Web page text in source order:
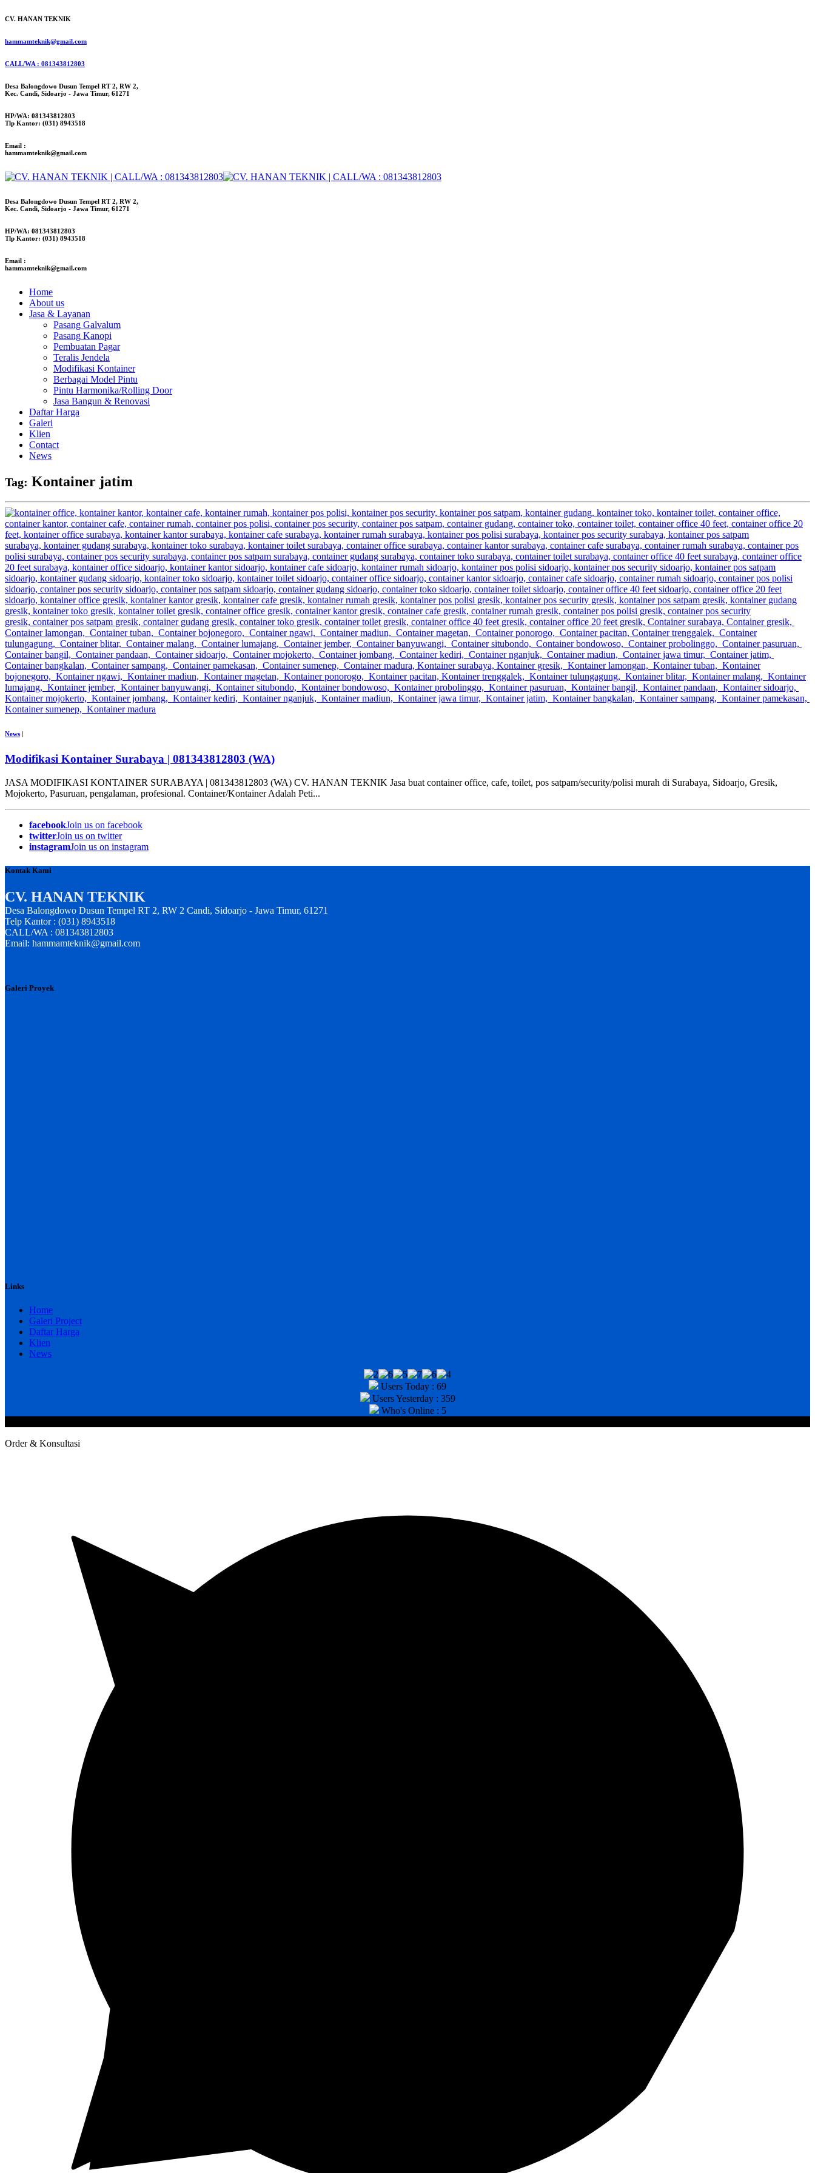
CV. HANAN TEKNIK
hammamteknik@gmail.com
CALL/WA : 081343812803
Desa Balongdowo Dusun Tempel RT 2, RW 2,
Kec. Candi, Sidoarjo - Jawa Timur, 61271
HP/WA: 081343812803
Tlp Kantor: (031) 8943518
Email :
hammamteknik@gmail.com
Desa Balongdowo Dusun Tempel RT 2, RW 2,
Kec. Candi, Sidoarjo - Jawa Timur, 61271
HP/WA: 081343812803
Tlp Kantor: (031) 8943518
Email :
hammamteknik@gmail.com
Home
About us
Jasa & Layanan
Pasang Galvalum
Pasang Kanopi
Pembuatan Pagar
Teralis Jendela
Modifikasi Kontainer
Berbagai Model Pintu
Pintu Harmonika/Rolling Door
Jasa Bangun & Renovasi
Daftar Harga
Galeri
Klien
Contact
News
Tag: Kontainer jatim
News
Modifikasi Kontainer Surabaya | 081343812803 (WA)
JASA MODIFIKASI KONTAINER SURABAYA | 081343812803 (WA) CV. HANAN TEKNIK Jasa buat container office, cafe, toilet, pos satpam/security/polisi murah di Surabaya, Sidoarjo, Gresik,
Mojokerto, Pasuruan, pengalaman, profesional. Container/Kontainer Adalah Peti...
facebookJoin us on facebook
twitterJoin us on twitter
instagramJoin us on instagram
Kontak Kami
CV. HANAN TEKNIK
Desa Balongdowo Dusun Tempel RT 2, RW 2 Candi, Sidoarjo - Jawa Timur, 61271
Telp Kantor : (031) 8943518
CALL/WA : 081343812803
Email: hammamteknik@gmail.com
Galeri Proyek
Links
Home
Galeri Project
Daftar Harga
Klien
News
Users Today : 69
Users Yesterday : 359
Who's Online : 5
Order & Konsultasi